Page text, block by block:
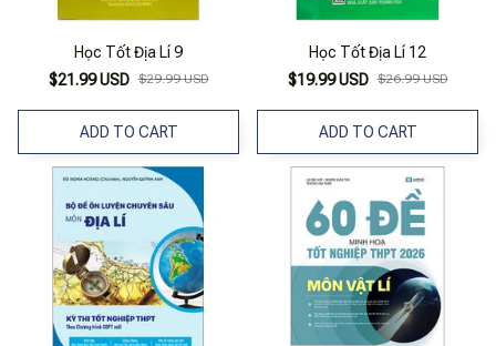
Học Tốt Địa Lí 9
$21.99 USD $29.99 USD
ADD TO CART
Học Tốt Địa Lí 12
$19.99 USD $26.99 USD
ADD TO CART